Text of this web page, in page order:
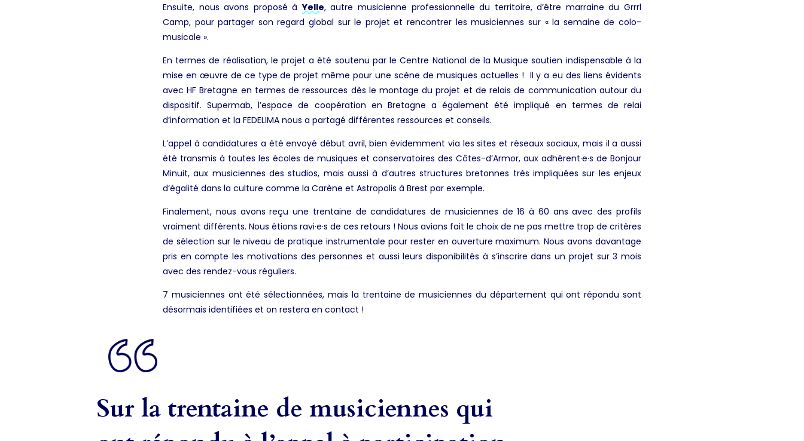
Ensuite, nous avons proposé àYelle, autre musicienne professionnelle du territoire, d’être marraine du Grrrl
Camp, pour partager son regard global sur le projet et rencontrer les musiciennes sur « la semaine de colo-
musicale ».
En termes de réalisation, le projet a été soutenu par le Centre National de la Musique soutien indispensable à la
mise en œuvre de ce type de projet même pour une scène de musiques actuelles ! Il y a eu des liens évidents
avec HF Bretagne en termes de ressources dès le montage du projet et de relais de communication autour du
dispositif. Supermab, l’espace de coopération en Bretagne a également été impliqué en termes de relai
d’information et la FEDELIMA nous a partagé différentes ressources et conseils.
L’appel à candidatures a été envoyé début avril, bien évidemment via les sites et réseaux sociaux, mais il a aussi
été transmis à toutes les écoles de musiques et conservatoires des Côtes-d’Armor, aux adhérent·e·s de Bonjour
Minuit, aux musiciennes des studios, mais aussi à d’autres structures bretonnes très impliquées sur les enjeux
d’égalité dans la culture comme la Carène et Astropolis à Brest par exemple.
Finalement, nous avons reçu une trentaine de candidatures de musiciennes de 16 à 60 ans avec des profils
vraiment différents. Nous étions ravi·e·s de ces retours ! Nous avions fait le choix de ne pas mettre trop de critères
de sélection sur le niveau de pratique instrumentale pour rester en ouverture maximum. Nous avons davantage
pris en compte les motivations des personnes et aussi leurs disponibilités à s’inscrire dans un projet sur 3 mois
avec des rendez-vous réguliers.
7 musiciennes ont été sélectionnées, mais la trentaine de musiciennes du département qui ont répondu sont
désormais identifiées et on restera en contact !
Sur la trentaine de musiciennes qui